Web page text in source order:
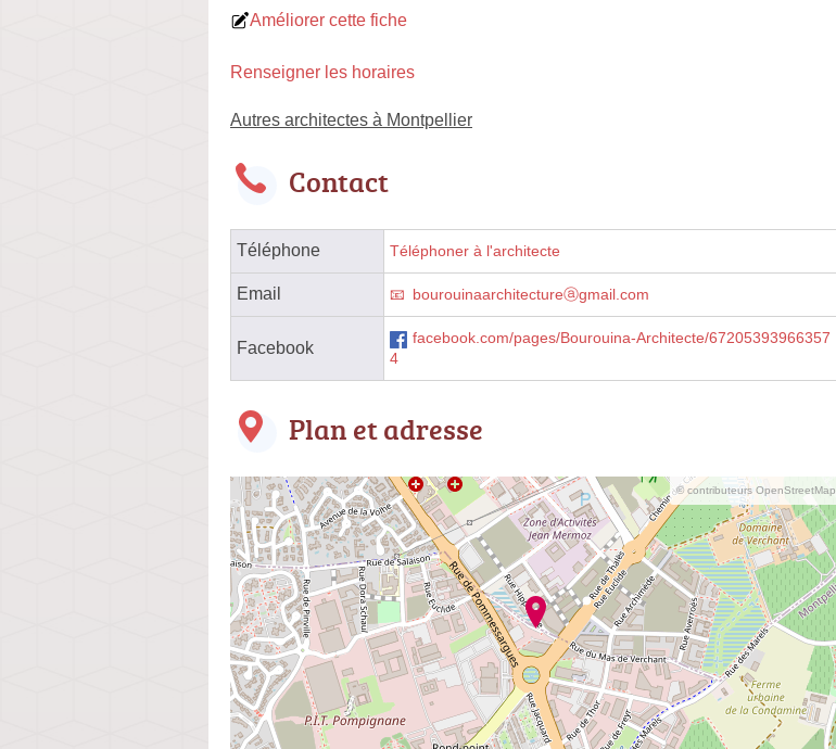
Améliorer cette fiche
Renseigner les horaires
Autres architectes à Montpellier
Contact
Téléphone Téléphoner à l'architecte
Email bourouinaarchitectureⓐgmail.com
Facebook
facebook.com/pages/Bourouina-Architecte/67205393966357
4
Plan et adresse
© contributeurs OpenStreetMap